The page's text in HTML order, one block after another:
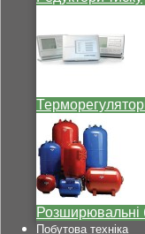
Розширювальні
Побутова техніка